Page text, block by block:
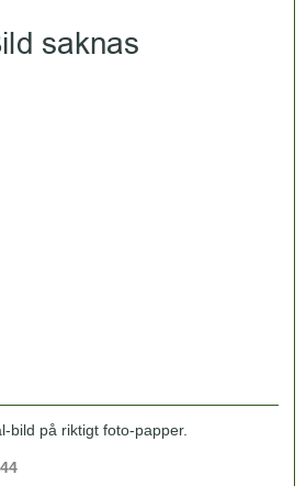
bild på riktigt foto-papper.